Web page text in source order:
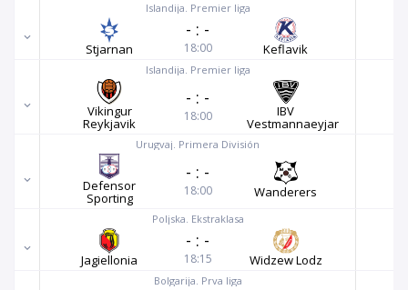
Islandija. Premier liga
Stjarnan
- : -
18:00 Keflavik
Islandija. Premier liga
Vikingur
Reykjavik
- : -
18:00 IBV
Vestmannaeyjar
Urugvaj. Primera División
Defensor
Sporting
- : -
18:00 Wanderers
Poljska. Ekstraklasa
Jagiellonia
- : -
18:15 Widzew Lodz
Bolgarija. Prva liga